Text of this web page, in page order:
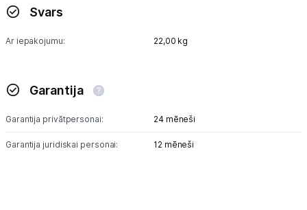
Svars
Ar iepakojumu: 22,00 kg
Garantija
Garantija privātpersonai: 24 mēneši
Garantija juridiskai personai: 12 mēneši